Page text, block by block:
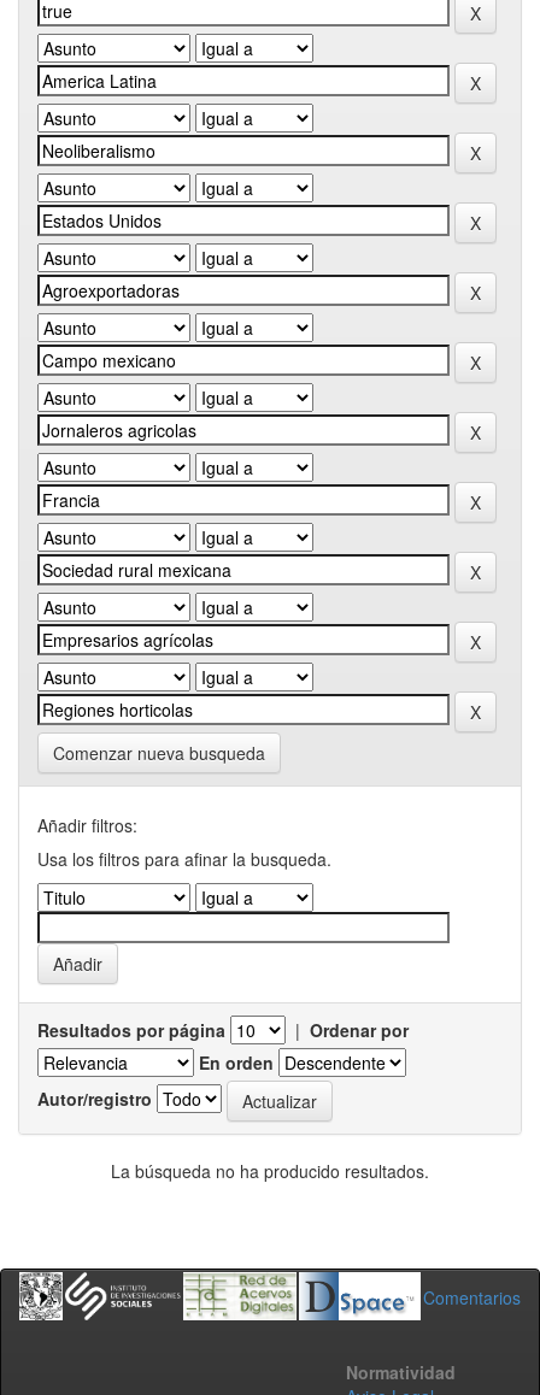
Comenzar nueva busqueda
Añadir filtros:
Usa los filtros para afinar la busqueda.
Resultados por página | Ordenar por
En orden
Autor/registro
La búsqueda no ha producido resultados.
Comentarios
Normatividad